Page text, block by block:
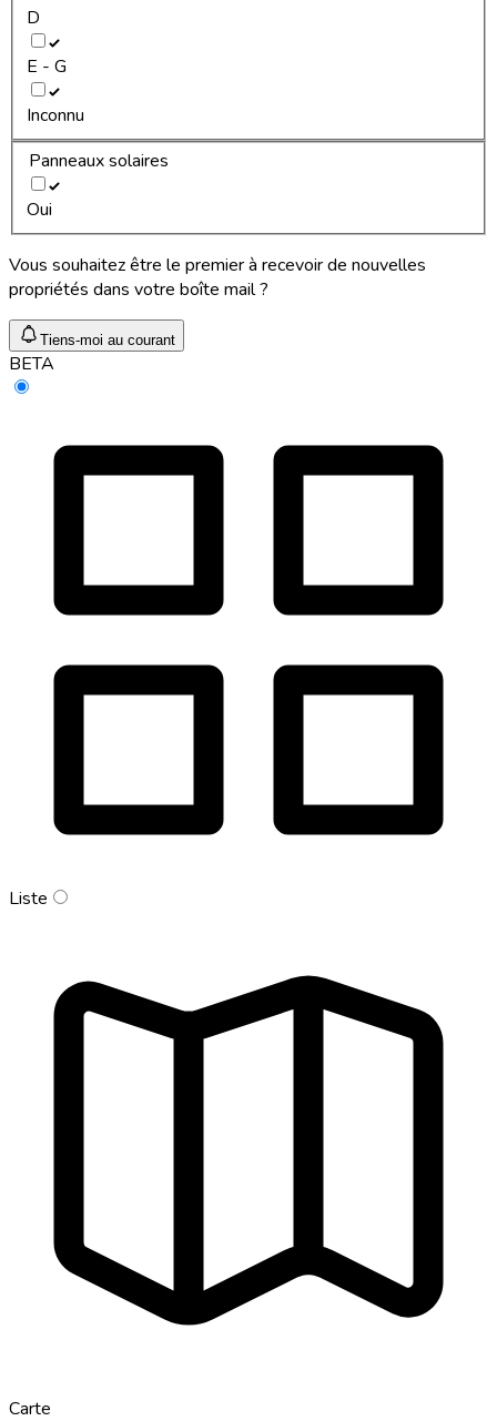
D
E - G
Inconnu
Panneaux solaires
Oui
Vous souhaitez être le premier à recevoir de nouvelles
propriétés dans votre boîte mail ?
Tiens-moi au courant
BETA
Liste
Carte